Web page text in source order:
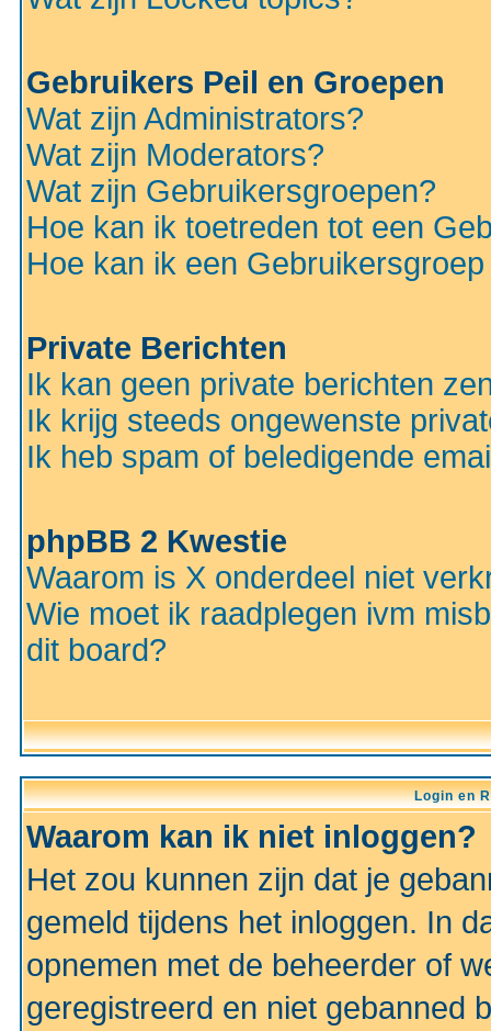
Gebruikers Peil en Groepen
Wat zijn Administrators?
Wat zijn Moderators?
Wat zijn Gebruikersgroepen?
Hoe kan ik toetreden tot een
Hoe kan ik een
Private Berichten
Ik kan geen private berichten
Ik krijg steeds ongewenste
Ik heb spam of beledigende
phpBB 2 Kwestie
Waarom is X onderdeel niet
Wie moet ik raadplegen ivm
dit board?
Login en
Waarom kan ik niet inloggen?
Het zou kunnen zijn dat je
gemeld tijdens het inloggen. In
opnemen met de beheerder of
geregistreerd en niet gebanned